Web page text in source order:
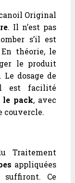
Original
. Il n’est pas
s’il est
théorie, le
le produit
dosage de
est facilité
pack, avec
couvercle.
Traitement
appliquées
Ce